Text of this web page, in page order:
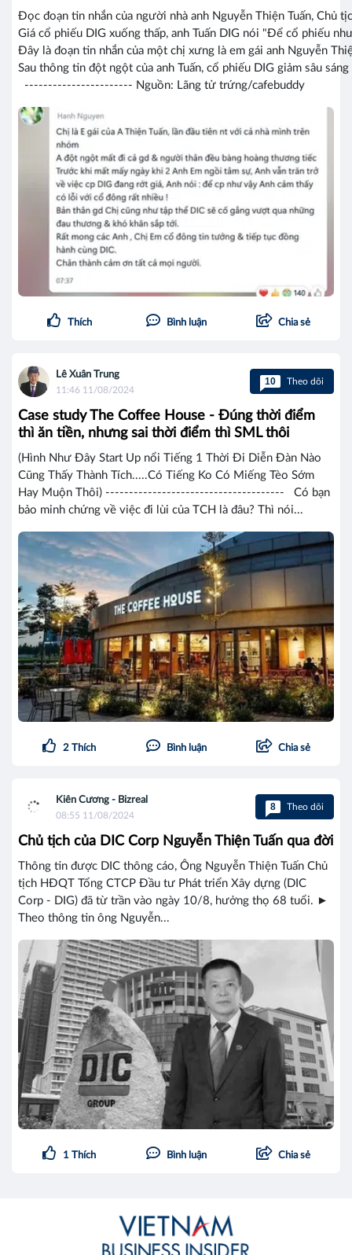
Đọc đoạn tin nhắn của người nhà anh Nguyễn Thiện Tuấn, Chủ
Giá cổ phiếu DIG xuống thấp, anh Tuấn DIG nói "Để cổ phiếu
Đây là đoạn tin nhắn của một chị xưng là em gái anh Nguyễn
Sau thông tin đột ngột của anh Tuấn, cổ phiếu DIG giảm sâu
----------------------- Nguồn: Lãng tử trứng/cafebuddy
Thích Bình luận Chia sẻ
Lê Xuân Trung
11:46 11/08/2024
10 Theo dõi
Case study The Coffee House - Đúng thời điểm
thì ăn tiền, nhưng sai thời điểm thì SML thôi
(Hình Như Đây Start Up nổi Tiếng 1 Thời Đi Diễn Đàn Nào
Cũng Thấy Thành Tích.....Có Tiếng Ko Có Miếng Tèo Sớm
Hay Muộn Thôi) -------------------------------------- Có bạn
bảo minh chứng về việc đi lùi của TCH là đâu? Thì nói...
2 Thích Bình luận Chia sẻ
Kiên Cương - Bizreal
08:55 11/08/2024
8 Theo dõi
Chủ tịch của DIC Corp Nguyễn Thiện Tuấn qua đời
Thông tin được DIC thông cáo, Ông Nguyễn Thiện Tuấn Chủ
tịch HĐQT Tổng CTCP Đầu tư Phát triển Xây dựng (DIC
Corp - DIG) đã từ trần vào ngày 10/8, hưởng thọ 68 tuổi. ►
Theo thông tin ông Nguyễn...
1 Thích Bình luận Chia sẻ